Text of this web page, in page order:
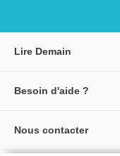
Lire Demain
Créer un compte
Besoin d'aide ?
Nous contacter